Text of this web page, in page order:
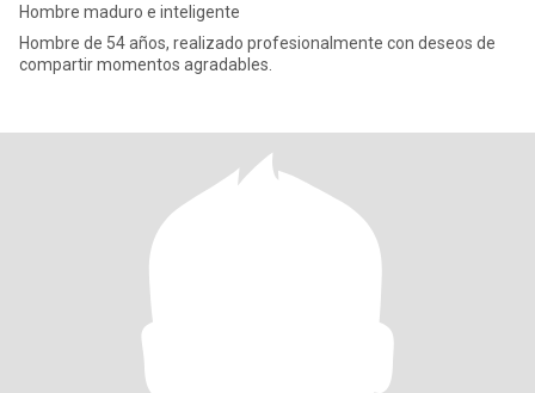
Hombre maduro e inteligente
Hombre de 54 años, realizado profesionalmente con deseos de
compartir momentos agradables.